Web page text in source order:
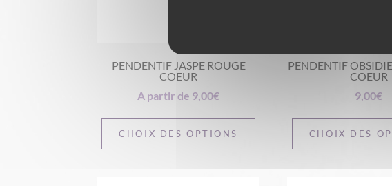
PENDENTIF JASPE ROUGE
COEUR
A partir de 9,00€
CHOIX DES OPTIONS
PENDENTIF
COEUR
9,00€
CHOIX DES